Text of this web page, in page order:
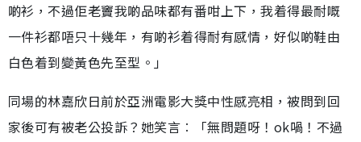
啲衫，不過佢老竇我啲品味都有番咁上下，我着得最耐嘅
一件衫都唔只十幾年，有啲衫着得耐有感情，好似啲鞋由
白色着到變黃色先至型。」
同場的林嘉欣日前於亞洲電影大獎中性感亮相，被問到回
家後可有被老公投訴？她笑言︰「無問題呀！ok喎！不過